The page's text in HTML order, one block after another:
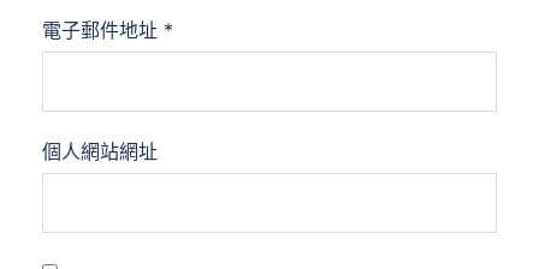
電子郵件地址 *
個人網站網址